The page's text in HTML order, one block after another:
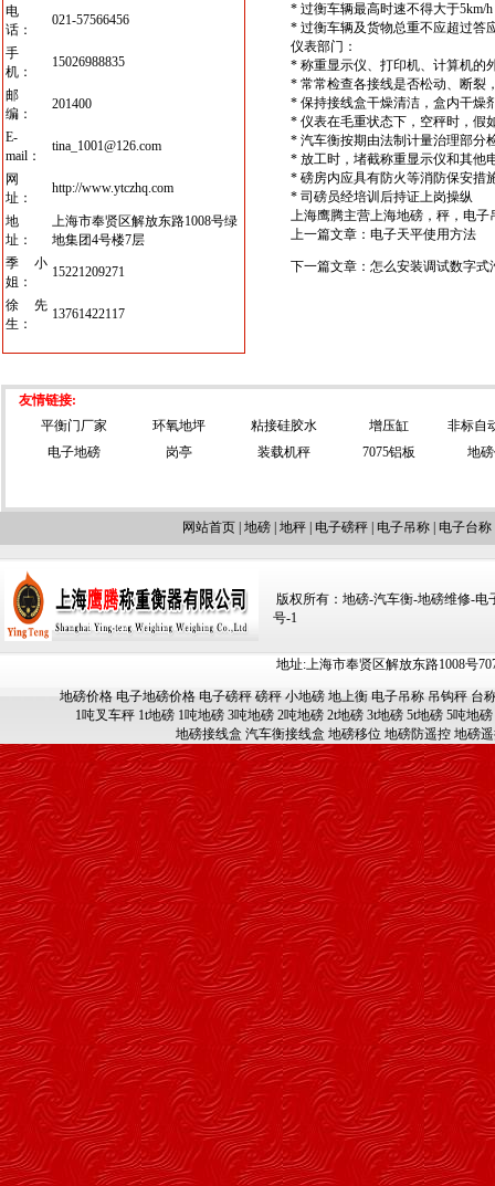
电
话：
021-57566456
手
机：
15026988835
邮
编：
201400
E-
mail：
tina_1001@126.com
网
址：
http://www.ytczhq.com
地
址：
上海市奉贤区解放东路1008号绿
地集团4号楼7层
季小
姐：
15221209271
徐先
生：
13761422117
* 过衡车辆最高时速不得大于5km/h
* 过衡车辆及货物总重不应超过答
仪表部门：
* 称重显示仪、打印机、计算机的
* 常常检查各接线是否松动、断裂
* 保持接线盒干燥清洁，盒内干燥
* 仪表在毛重状态下，空秤时，假
* 汽车衡按期由法制计量治理部分
* 放工时，堵截称重显示仪和其他
* 磅房内应具有防火等消防保安措
* 司磅员经培训后持证上岗操纵
上海鹰腾主营上海地磅， 秤， 电子
上一篇文章： 电子天平使用方法
下一篇文章： 怎么安装调试数字式
友情链接:
平衡门厂家
环氧地坪 粘接硅胶水 增压缸
非标自
电子地磅
岗亭 装载机秤 7075铝板 地
网站首页 地磅 地秤 电子磅秤 电子吊称 电子台称
版权所有：地磅-汽车衡-地磅维修-电
号-1
地址:上海市奉贤区解放东路1008号
地磅价格 电子地磅价格 电子磅秤 磅秤 小地磅 地上衡 电子吊称 吊钩秤 台
1吨叉车秤 1t地磅 1吨地磅 3吨地磅 2吨地磅 2t地磅 3t地磅 5t地磅 5吨地磅
地磅接线盒 汽车衡接线盒 地磅移位 地磅防遥控 地磅